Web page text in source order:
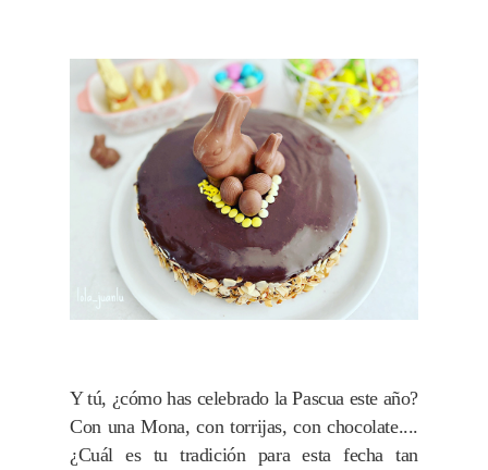
Y tú, ¿cómo has celebrado la Pascua este año?
Con una Mona, con torrijas, con chocolate....
¿Cuál es tu tradición para esta fecha tan